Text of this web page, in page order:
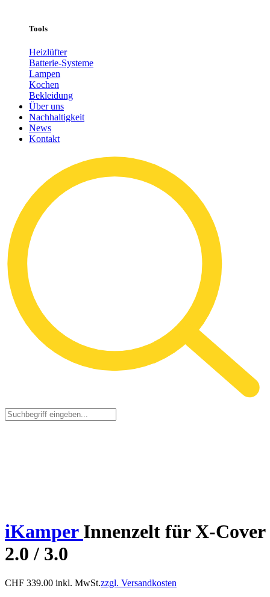
Tools
Heizlüfter
Batterie-Systeme
Lampen
Kochen
Bekleidung
Über uns
Nachhaltigkeit
News
Kontakt
iKamper Innenzelt für X-Cover
2.0 / 3.0
CHF 339.00 inkl. MwSt.zzgl. Versandkosten